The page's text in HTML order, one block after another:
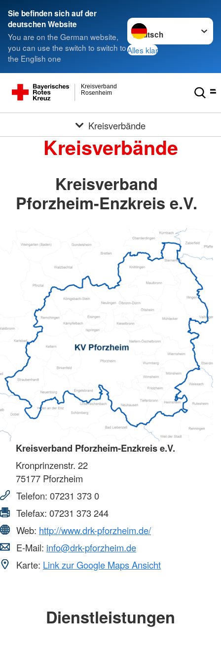
Sie befinden sich auf der
deutschen Website
You are on the German website,
you can use the switch to switch to
the English one
Sprache wechseln zu
Alles klar
Rosenheim
Kreisverband
Kreisverbände
Kreisverbände
Kreisverband
Pforzheim-Enzkreis e.V.
Kreisverband Pforzheim-Enzkreis e.V.
Kronprinzenstr. 22
75177 Pforzheim
Telefon: 07231 373 0
Telefax: 07231 373 244
Web: http://www.drk-pforzheim.de/
E-Mail: info@drk-pforzheim.de
Karte: Link zur Google Maps Ansicht
Dienstleistungen